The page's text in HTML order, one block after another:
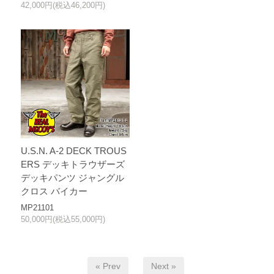
42,000円(税込46,200円)
U.S.N. A-2 DECK TROUS
ERS デッキトラウザーズ
デッキパンツ ジャングル
クロス バイカー
MP21101
50,000円(税込55,000円)
« Prev Next »